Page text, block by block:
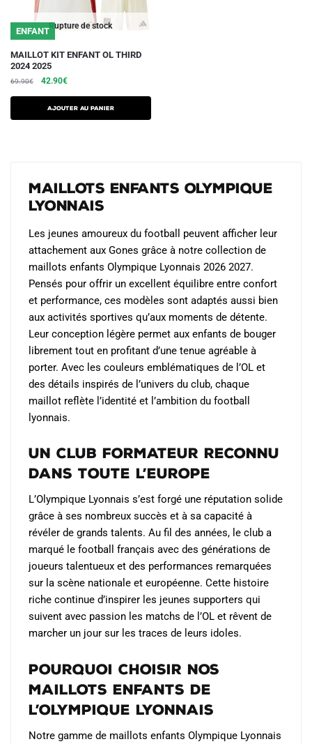
du
produit
Rupture de stock
ENFANT
MAILLOT KIT ENFANT OL THIRD
2024 2025
69.90€
Le
initial
était :
42.90€Le
actuel
est :
AJOUTER AU PANIER
Ce
produit
a
plusieurs
variations.
choisies
page
produit
Maillots Enfants Olympique
Lyonnais
Les jeunes amoureux du football peuvent afficher leur
attachement aux Gones grâce à notre collection de
maillots enfants Olympique Lyonnais 2026 2027.
Pensés pour offrir un excellent équilibre entre confort
et performance, ces modèles sont adaptés aussi bien
aux activités sportives qu’aux moments de détente.
Leur conception légère permet aux enfants de bouger
librement tout en profitant d’une tenue agréable à
porter. Avec les couleurs emblématiques de l’OL et
des détails inspirés de l’univers du club, chaque
maillot reflète l’identité et l’ambition du football
lyonnais.
Un club formateur reconnu
dans toute l’Europe
L’Olympique Lyonnais s’est forgé une réputation solide
grâce à ses nombreux succès et à sa capacité à
révéler de grands talents. Au fil des années, le club a
marqué le football français avec des générations de
joueurs talentueux et des performances remarquées
sur la scène nationale et européenne. Cette histoire
riche continue d’inspirer les jeunes supporters qui
suivent avec passion les matchs de l’OL et rêvent de
marcher un jour sur les traces de leurs idoles.
Pourquoi choisir nos
maillots enfants de
l’Olympique Lyonnais
Notre gamme de maillots enfants Olympique Lyonnais